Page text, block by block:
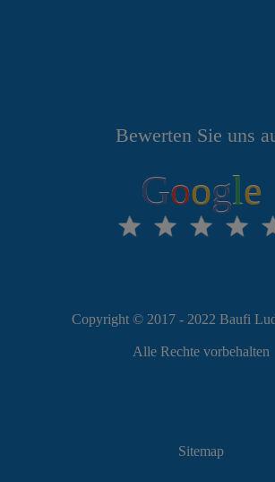
Bewerten Sie uns
Google
Copyright © 2017 - 2022 Baufi
Alle Rechte vorbehalten
Sitemap